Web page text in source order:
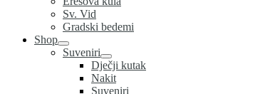
Sv. Vid
Gradski bedemi
Shop
Suveniri
Dječji kutak
Nakit
Suveniri